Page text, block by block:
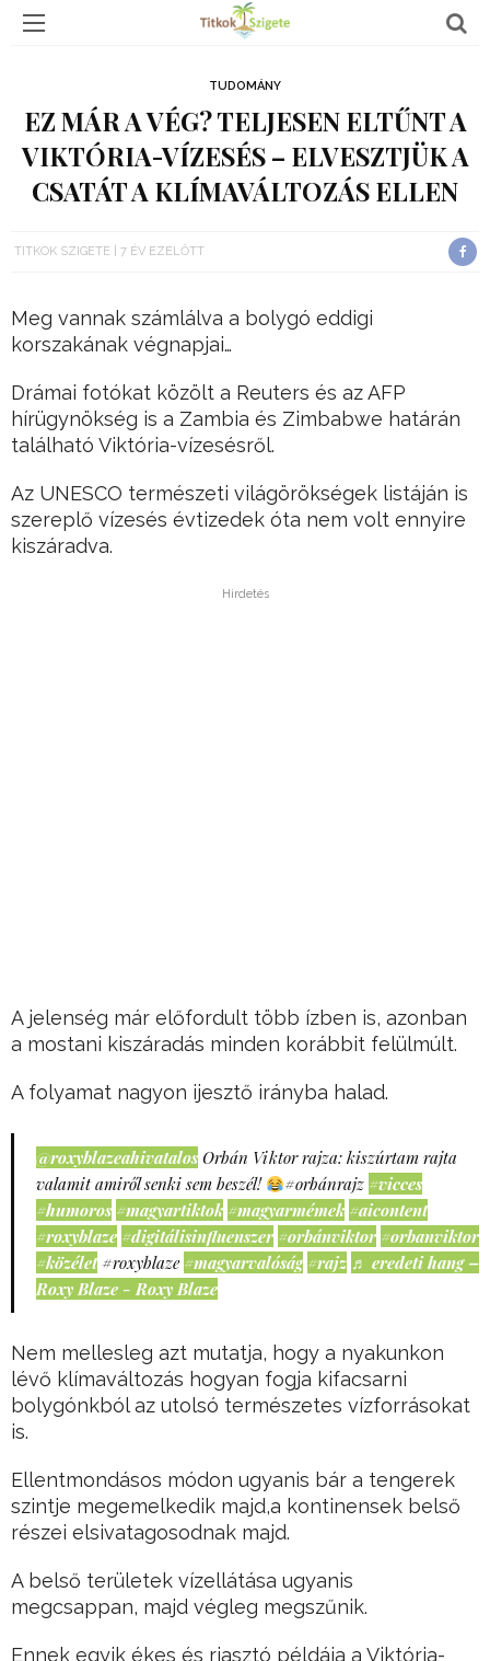
TUDOMÁNY
EZ MÁR A VÉG? TELJESEN ELTŰNT A
VIKTÓRIA-VÍZESÉS – ELVESZTJÜK A
CSATÁT A KLÍMAVÁLTOZÁS ELLEN
TITKOK SZIGETE 7 ÉV EZELŐTT
Meg vannak számlálva a bolygó eddigi
korszakának végnapjai…
Drámai fotókat közölt a Reuters és az AFP
hírügynökség is a Zambia és Zimbabwe határán
található Viktória-vízesésről.
Az UNESCO természeti világörökségek listáján is
szereplő vízesés évtizedek óta nem volt ennyire
kiszáradva.
Hirdetés
A jelenség már előfordult több ízben is, azonban
a mostani kiszáradás minden korábbit felülmúlt.
A folyamat nagyon ijesztő irányba halad.
@roxyblazeahivatalos Orbán Viktor rajza: kiszúrtam rajta
valamit amiről senki sem beszél!
#orbánrajz #vicces
#humoros #magyartiktok #magyarmémek #aicontent
#roxyblaze #digitálisinfluenszer #orbánviktor #orbanviktor
#közélet #roxyblaze #magyarvalóság #rajz ♬ eredeti hang –
Roxy Blaze - Roxy Blaze
Nem mellesleg azt mutatja, hogy a nyakunkon
lévő klímaváltozás hogyan fogja kifacsarni
bolygónkból az utolsó természetes vízforrásokat
is.
Ellentmondásos módon ugyanis bár a tengerek
szintje megemelkedik majd,a kontinensek belső
részei elsivatagosodnak majd.
A belső területek vízellátása ugyanis
megcsappan, majd végleg megszűnik.
Ennek egyik ékes és riasztó példája a Viktória-